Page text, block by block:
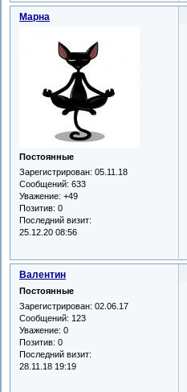
Марна
Постоянные
Зарегистрирован: 05.11.18
Сообщений: 633
Уважение: +49
Позитив: 0
Последний визит:
25.12.20 08:56
Валентин
Постоянные
Зарегистрирован: 02.06.17
Сообщений: 123
Уважение: 0
Позитив: 0
Последний визит:
28.11.18 19:19